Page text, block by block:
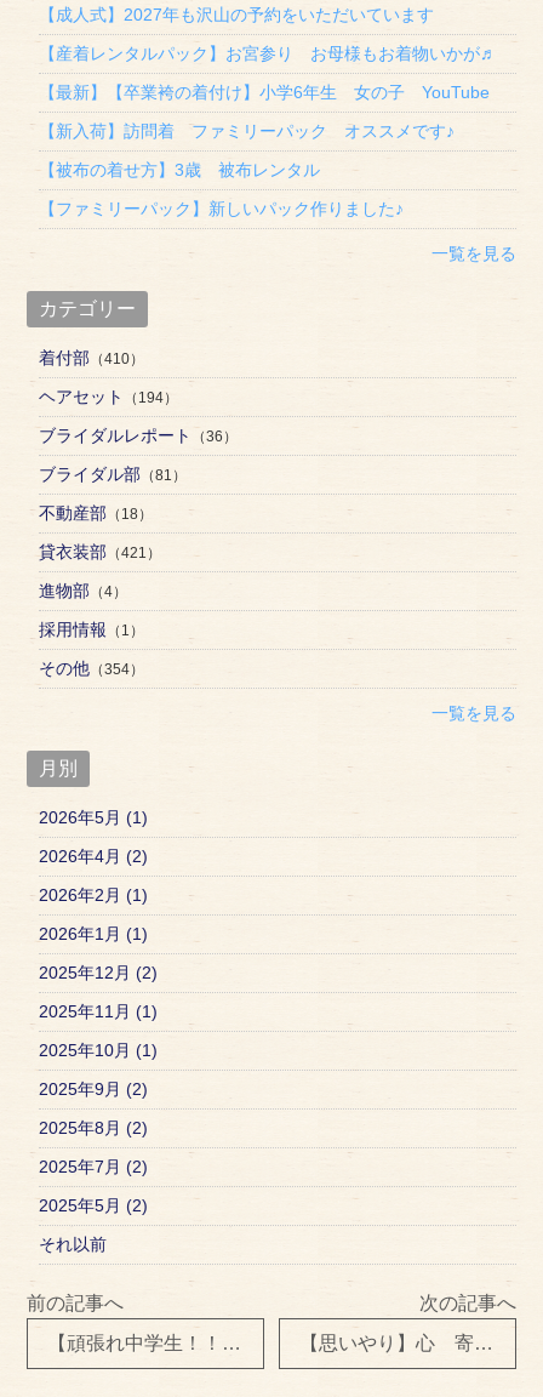
【成人式】2027年も沢山の予約をいただいています
【産着レンタルパック】お宮参り お母様もお着物いかが♬
【最新】【卒業袴の着付け】小学6年生 女の子 YouTube
【新入荷】訪問着 ファミリーパック オススメです♪
【被布の着せ方】3歳 被布レンタル
【ファミリーパック】新しいパック作りました♪
一覧を見る
カテゴリー
着付部 （410）
ヘアセット （194）
ブライダルレポート （36）
ブライダル部 （81）
不動産部 （18）
貸衣装部 （421）
進物部 （4）
採用情報 （1）
その他 （354）
一覧を見る
月別
2026年5月 (1)
2026年4月 (2)
2026年2月 (1)
2026年1月 (1)
2025年12月 (2)
2025年11月 (1)
2025年10月 (1)
2025年9月 (2)
2025年8月 (2)
2025年7月 (2)
2025年5月 (2)
それ以前
前の記事へ
【頑張れ中学生！！】職場体験の感想が届きました♪
次の記事へ
【思いやり】心 寄せていきましょ。。